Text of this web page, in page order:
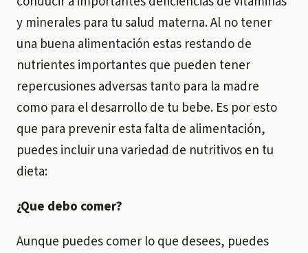
y minerales para tu salud materna. Al no tener
una buena alimentación estas restando de
nutrientes importantes que pueden tener
repercusiones adversas tanto para la madre
como para el desarrollo de tu bebe. Es por esto
que para prevenir esta falta de alimentación,
puedes incluir una variedad de nutritivos en tu
dieta:
¿Que debo comer?
Aunque puedes comer lo que desees, puedes